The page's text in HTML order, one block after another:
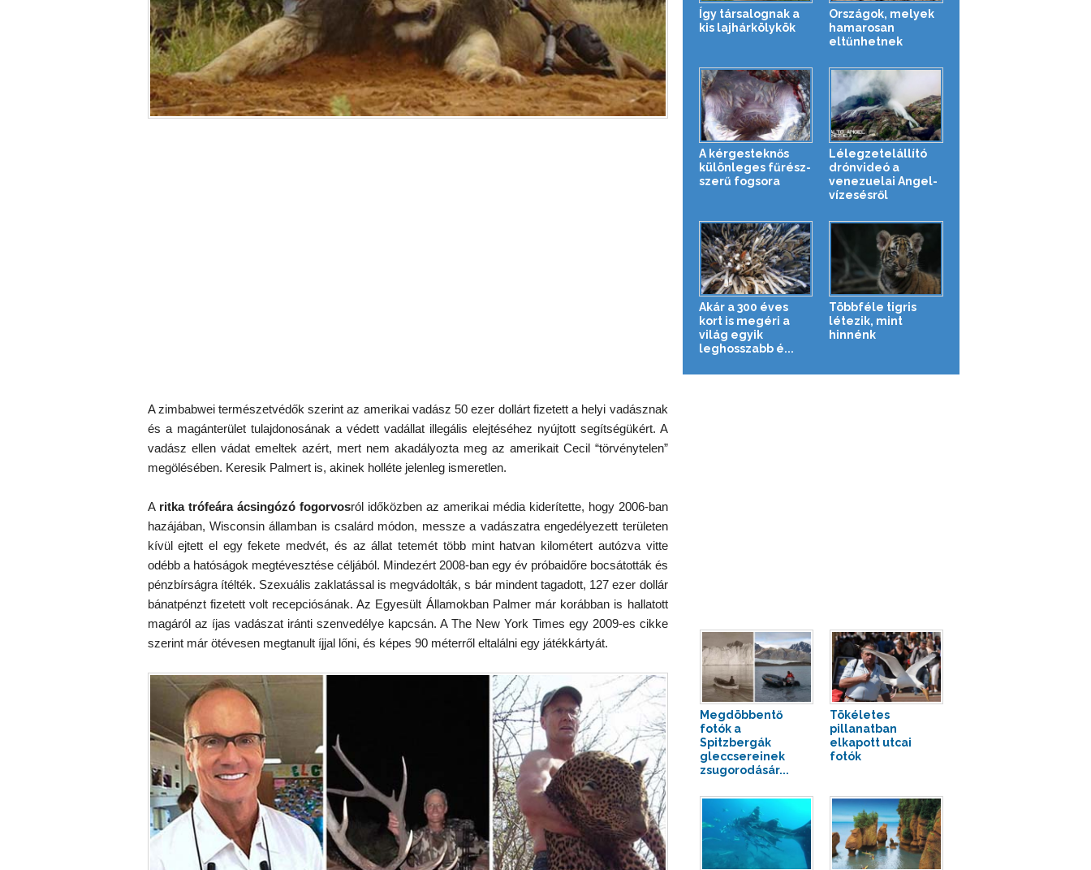
A zimbabwei természetvédők szerint az amerikai vadász 50 ezer dollárt fizetett a helyi vadásznak
és a magánterület tulajdonosának a védett vadállat illegális elejtéséhez nyújtott segítségükért. A
vadász ellen vádat emeltek azért, mert nem akadályozta meg az amerikait Cecil “törvénytelen”
megölésében. Keresik Palmert is, akinek holléte jelenleg ismeretlen.
A ritka trófeára ácsingózó fogorvosról időközben az amerikai média kiderítette, hogy 2006-ban
hazájában, Wisconsin államban is csalárd módon, messze a vadászatra engedélyezett területen
kívül ejtett el egy fekete medvét, és az állat tetemét több mint hatvan kilométert autózva vitte
odébb a hatóságok megtévesztése céljából. Mindezért 2008-ban egy év próbaidőre bocsátották és
pénzbírságra ítélték. Szexuális zaklatással is megvádolták, s bár mindent tagadott, 127 ezer dollár
bánatpénzt fizetett volt recepciósának. Az Egyesült Államokban Palmer már korábban is hallatott
magáról az íjas vadászat iránti szenvedélye kapcsán. A The New York Times egy 2009-es cikke
szerint már ötévesen megtanult íjjal lőni, és képes 90 méterről eltalálni egy játékkártyát.
Így társalognak a
kis lajhárkölykök
Országok, melyek
hamarosan
eltűnhetnek
A kérgesteknős
különleges fűrész-
szerű fogsora
Lélegzetelállító
drónvideó a
venezuelai Angel-
vízesésről
Akár a 300 éves
kort is megéri a
világ egyik
leghosszabb é...
Többféle tigris
létezik, mint
hinnénk
Megdöbbentő
fotók a
Spitzbergák
gleccsereinek
zsugorodásár...
Tökéletes
pillanatban
elkapott utcai
fotók